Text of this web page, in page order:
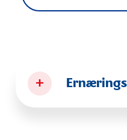
+